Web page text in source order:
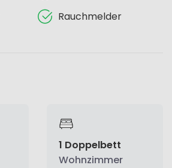
Rauchmelder
1 Doppelbett
Wohnzimmer